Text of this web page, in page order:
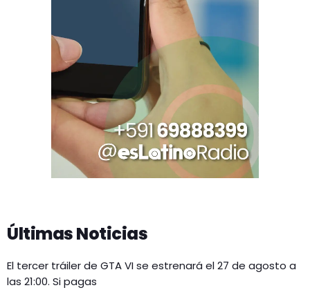
Últimas Noticias
El tercer tráiler de GTA VI se estrenará el 27 de agosto a
las 21:00. Si pagas